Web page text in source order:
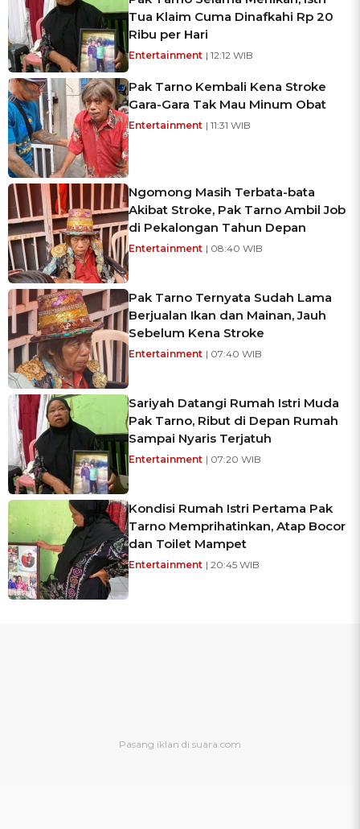
Tua Klaim Cuma Dinafkahi Rp 20
Ribu per Hari
Entertainment | 12:12 WIB
Pak Tarno Kembali Kena Stroke
Gara-Gara Tak Mau Minum Obat
Entertainment | 11:31 WIB
Ngomong Masih Terbata-bata
Akibat Stroke, Pak Tarno Ambil Job
di Pekalongan Tahun Depan
Entertainment | 08:40 WIB
Pak Tarno Ternyata Sudah Lama
Berjualan Ikan dan Mainan, Jauh
Sebelum Kena Stroke
Entertainment | 07:40 WIB
Sariyah Datangi Rumah Istri Muda
Pak Tarno, Ribut di Depan Rumah
Sampai Nyaris Terjatuh
Entertainment | 07:20 WIB
Kondisi Rumah Istri Pertama Pak
Tarno Memprihatinkan, Atap Bocor
dan Toilet Mampet
Entertainment | 20:45 WIB